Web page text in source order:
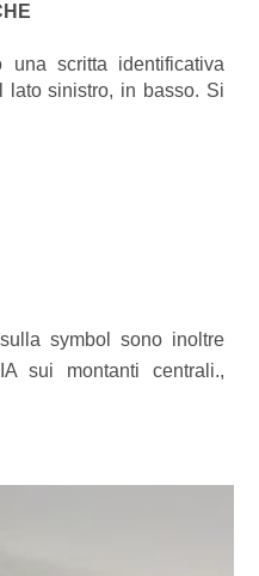
una scritta identificativa
lato sinistro, in basso. Si
symbol sono inoltre
sui montanti centrali.,